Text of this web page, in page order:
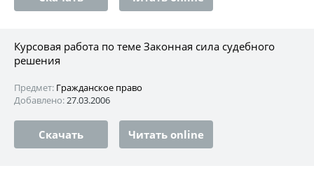
Курсовая работа по теме Законная сила судебного
решения
Предмет: Гражданское право
Добавлено:27.03.2006
Скачать Читать online